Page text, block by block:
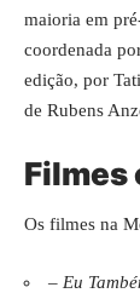
maioria em
coordenada
edição, por
de Rubens
Filmes
Os filmes na
– Eu